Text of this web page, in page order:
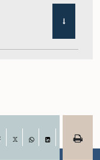
Facebook
LinkedIn